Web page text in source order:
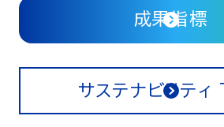
成果指標
サステナビリテ